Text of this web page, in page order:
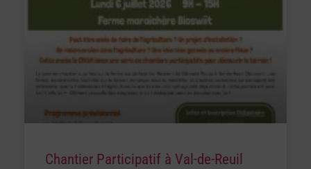
Chantier Participatif à Val-de-Reuil